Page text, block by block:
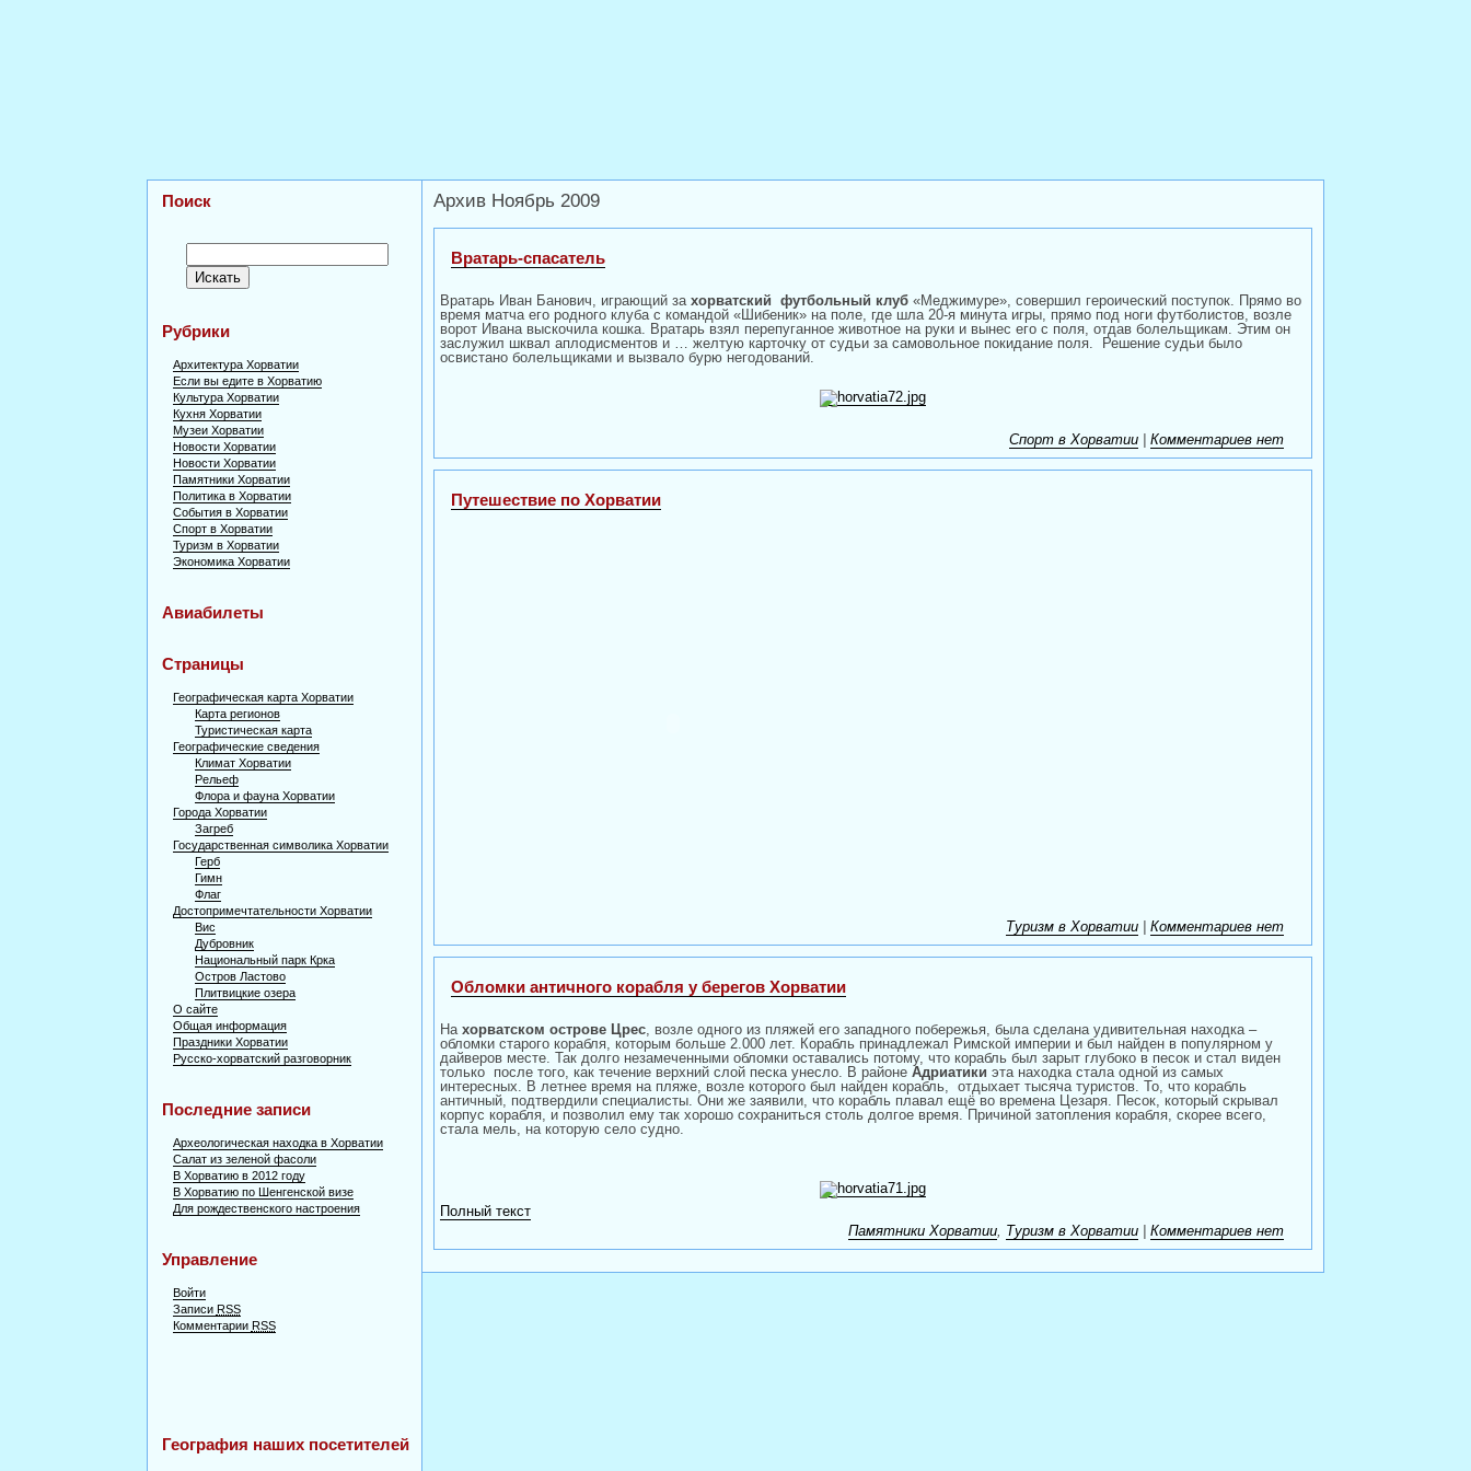
Поиск
Рубрики
Архитектура Хорватии
Если вы едите в Хорватию
Культура Хорватии
Кухня Хорватии
Музеи Хорватии
Новости Хорватии
Новости Хорватии
Памятники Хорватии
Политика в Хорватии
События в Хорватии
Спорт в Хорватии
Туризм в Хорватии
Экономика Хорватии
Авиабилеты
Страницы
Географическая карта Хорватии
Карта регионов
Туристическая карта
Географические сведения
Климат Хорватии
Рельеф
Флора и фауна Хорватии
Города Хорватии
Загреб
Государственная символика Хорватии
Герб
Гимн
Флаг
Достопримечтательности Хорватии
Вис
Дубровник
Национальный парк Крка
Остров Ластово
Плитвицкие озера
О сайте
Общая информация
Праздники Хорватии
Русско-хорватский разговорник
Последние записи
Археологическая находка в Хорватии
Салат из зеленой фасоли
В Хорватию в 2012 году
В Хорватию по Шенгенской визе
Для рождественского настроения
Управление
Войти
Записи RSS
Комментарии RSS
География наших посетителей
Архив Ноябрь 2009
Вратарь-спасатель
Вратарь Иван Банович, играющий захорватский футбольный клуб «Меджимуре», совершил героический поступок. Прямо во
время матча его родного клуба с командой «Шибеник» на поле, где шла 20-я минута игры, прямо под ноги футболистов, возле
ворот Ивана выскочила кошка. Вратарь взял перепуганное животное на руки и вынес его с поля, отдав болельщикам. Этим он
заслужил шквал аплодисментов и … желтую карточку от судьи за самовольное покидание поля.
Решение судьи было
освистано болельщиками и вызвало бурю негодований.
Спорт в Хорватии| Комментариев нет
Путешествие по Хорватии
Туризм в Хорватии| Комментариев нет
Обломки античного корабля у берегов Хорватии
Нахорватском острове Црес, возле одного из пляжей его западного побережья, была сделана удивительная находка –
обломки старого корабля, которым больше 2.000 лет. Корабль принадлежал Римской империи и был найден в популярном у
дайверов месте. Так долго незамеченными обломки оставались потому, что корабль был зарыт глубоко в песок и стал виден
только после того, как течение верхний слой песка унесло. В районеАдриатики эта находка стала одной из самых
интересных. В летнее время на пляже, возле которого был найден корабль,
отдыхает тысяча туристов. То, что корабль
античный, подтвердили специалисты. Они же заявили, что корабль плавал ещё во времена Цезаря. Песок, который скрывал
корпус корабля, и позволил ему так хорошо сохраниться столь долгое время. Причиной затопления корабля, скорее всего,
стала мель, на которую село судно.
Полный текст
Памятники Хорватии, Туризм в Хорватии| Комментариев нет